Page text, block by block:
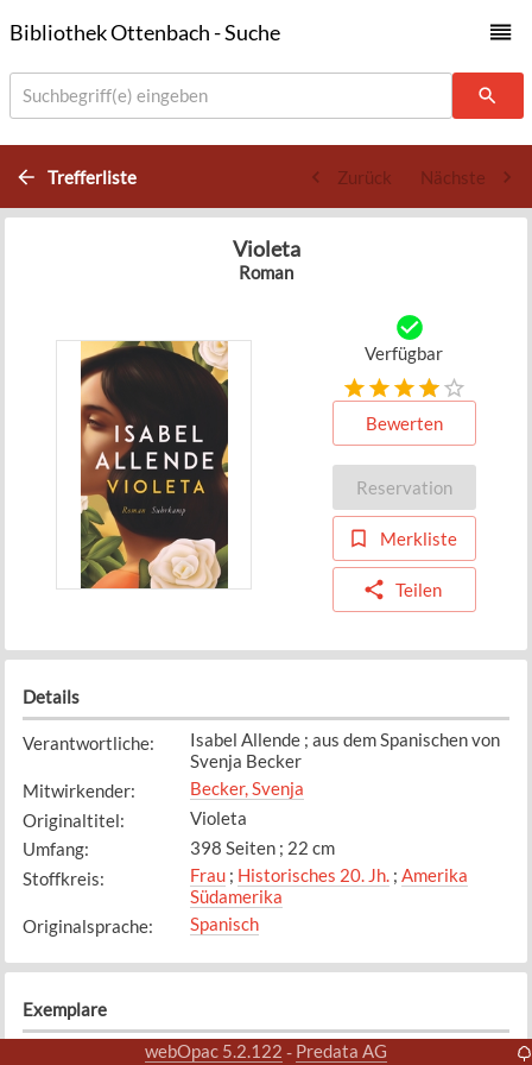
Bibliothek Ottenbach - Suche
Suchbegriff(e) eingeben
Trefferliste Zurück Nächste
Violeta
Roman
Verfügbar
Bewerten
Reservation
Merkliste
Teilen
Details
Verantwortliche:
Isabel Allende ; aus dem Spanischen von
Svenja Becker
Mitwirkender:
Becker, Svenja
Originaltitel:
Violeta
Umfang:
398 Seiten ; 22 cm
Stoffkreis: Frau; Historisches 20. Jh.; Amerika
Südamerika
Originalsprache: Spanisch
Exemplare
webOpac 5.2.122 - Predata AG